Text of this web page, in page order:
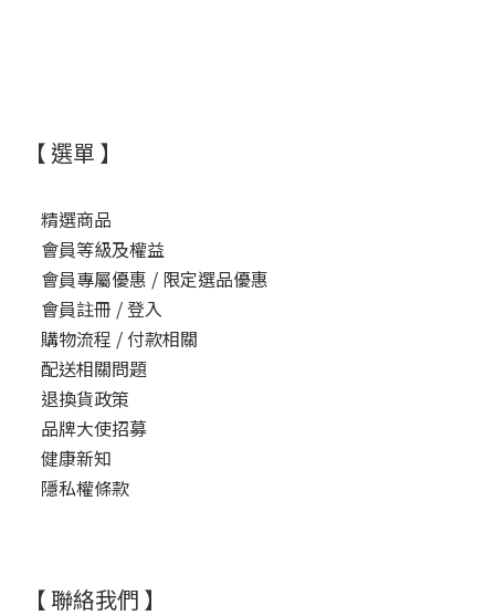
【 選單 】
精選商品
會員等級及權益
會員專屬優惠 / 限定選品優惠
會員註冊 / 登入
購物流程 / 付款相關
配送相關問題
退換貨政策
品牌大使招募
健康新知
隱私權條款
【 聯絡我們 】